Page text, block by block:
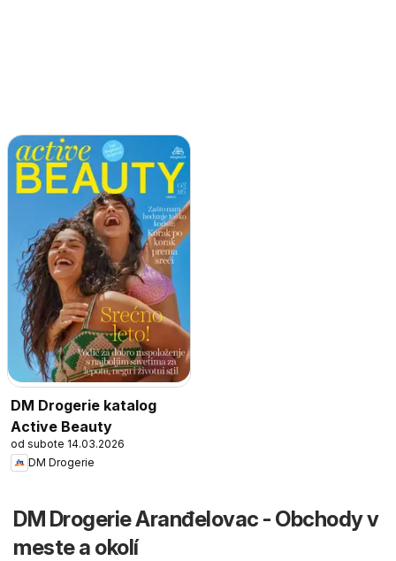
DM Drogerie katalog
Active Beauty
od subote 14.03.2026
DM Drogerie
DM Drogerie Aranđelovac - Obchody v
meste a okolí